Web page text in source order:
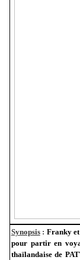
Synopsis: Franky
pour partir en
thaïlandaise de